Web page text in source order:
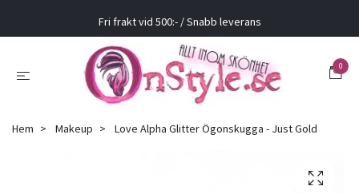
Fri frakt vid 500:- / Snabb leverans
0
Hem Makeup Love Alpha Glitter Ögonskugga - Just Gold